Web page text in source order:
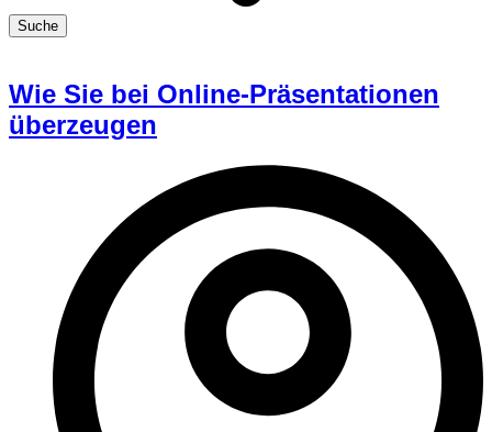
Suche
Wie Sie bei Online-Präsentationen
überzeugen